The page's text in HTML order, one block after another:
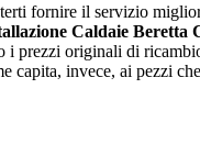
fornire il servizio
Caldaie Beretta
prezzi originali di
capita, invece, ai pezzi